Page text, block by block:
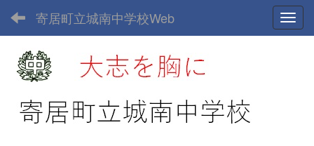
寄居町立城南中学校Web